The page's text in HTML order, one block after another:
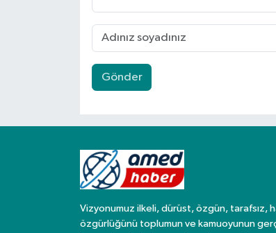
Gönder
Vizyonumuz ilkeli, dürüst, özgün, tarafsız,
özgürlüğünü toplumun ve kamuoyunun